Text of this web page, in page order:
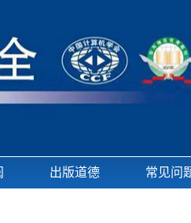
出版道德 常见问